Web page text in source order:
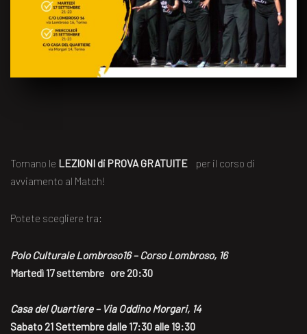
Tornano le LEZIONI di PROVA GRATUITE per il corso di
avviamento al Match!
Potete scegliere tra:
Polo Culturale Lombroso16 – Corso Lombroso, 16
Martedì 17 settembre ore 20:30
Casa del Quartiere – Via Oddino Morgari, 14
Sabato 21 Settembre dalle 17:30 alle 19:30